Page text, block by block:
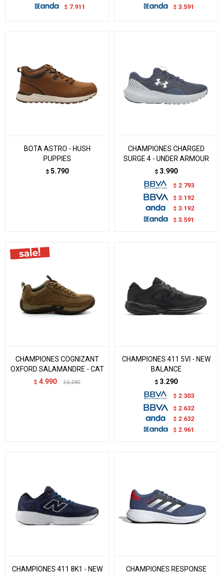
$ 7.911 $ 3.591
BOTA ASTRO - HUSH
PUPPIES
$ 5.790
CHAMPIONES CHARGED
SURGE 4 - UNDER ARMOUR
$ 3.990
$ 2.793
$ 3.192
$ 3.192
$ 3.591
CHAMPIONES COGNIZANT
OXFORD SALAMANDRE - CAT
$ 4.990 $ 6.590
CHAMPIONES 411 5VI - NEW
BALANCE
$ 3.290
$ 2.303
$ 2.632
$ 2.632
$ 2.961
CHAMPIONES 411 8K1 - NEW
CHAMPIONES RESPONSE